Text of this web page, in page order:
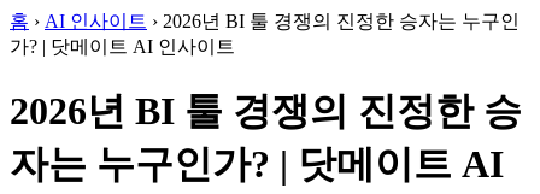
홈 › AI 인사이트 › 2026년 BI 툴 경쟁의 진정한 승자는 누구인
가? | 닷메이트 AI 인사이트
2026년 BI 툴 경쟁의 진정한 승
자는 누구인가? | 닷메이트 AI